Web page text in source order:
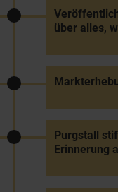
über alles,
Purgstall
Erinnerung